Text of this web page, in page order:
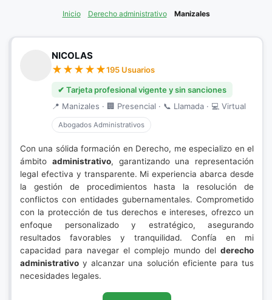
Inicio Derecho administrativo Manizales
NICOLAS
195 Usuarios
✔ Tarjeta profesional vigente y sin sanciones
📍 Manizales · 🏢 Presencial · 📞 Llamada · 💻 Virtual
Abogados Administrativos
Con una sólida formación en Derecho, me especializo en el
ámbito administrativo, garantizando una representación
legal efectiva y transparente. Mi experiencia abarca desde
la gestión de procedimientos hasta la resolución de
conflictos con entidades gubernamentales. Comprometido
con la protección de tus derechos e intereses, ofrezco un
enfoque personalizado y estratégico, asegurando
resultados favorables y tranquilidad. Confía en mi
capacidad para navegar el complejo mundo del derecho
administrativo y alcanzar una solución eficiente para tus
necesidades legales.